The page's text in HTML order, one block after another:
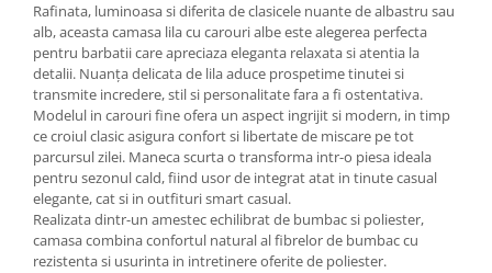
Rafinata, luminoasa si diferita de clasicele nuante de albastru sau
alb, aceasta camasa lila cu carouri albe este alegerea perfecta
pentru barbatii care apreciaza eleganta relaxata si atentia la
detalii. Nuanța delicata de lila aduce prospetime tinutei si
transmite incredere, stil si personalitate fara a fi ostentativa.
Modelul in carouri fine ofera un aspect ingrijit si modern, in timp
ce croiul clasic asigura confort si libertate de miscare pe tot
parcursul zilei. Maneca scurta o transforma intr-o piesa ideala
pentru sezonul cald, fiind usor de integrat atat in tinute casual
elegante, cat si in outfituri smart casual.
Realizata dintr-un amestec echilibrat de bumbac si poliester,
camasa combina confortul natural al fibrelor de bumbac cu
rezistenta si usurinta in intretinere oferite de poliester.